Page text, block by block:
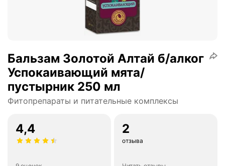
Бальзам Золотой Алтай б/алког
Успокаивающий мята/
пустырник 250 мл
Фитопрепараты и питательные комплексы
4,4 2
отзыва